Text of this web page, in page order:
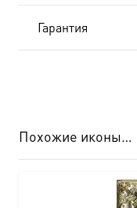
Гарантия
Похожие иконы…